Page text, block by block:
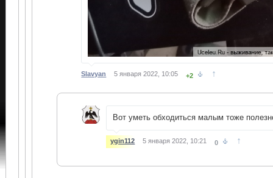
Slavyan 5 января 2022, 10:05 +2 ↑
Вот уметь обходиться малым тоже
ygin112 5 января 2022, 10:21 0 ↑